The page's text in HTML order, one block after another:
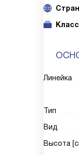
Класс
Линейка
Тип
Вид
Высота